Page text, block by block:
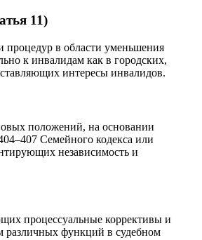
11)
процедур в области уменьшения
к инвалидам как в городских,
интересы инвалидов.
положений, на основании
Семейного кодекса или
независимость и
процессуальные коррективы и
различных функций в судебном